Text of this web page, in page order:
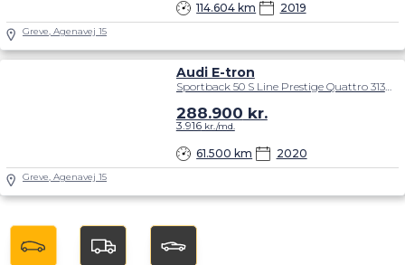
114.604 km 2019
Greve, Agenavej 15
Audi E-tron
Sportback 50 S Line Prestige Quattro 313HK 5d Trinl. Gear
61.500 km 2020
288.900 kr.
3.916kr./md.
Greve, Agenavej 15